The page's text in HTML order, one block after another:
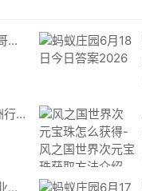
哥特王朝重制版爬虫铠甲获取指南 哥特王朝重制版爬虫铠甲获取方法
三角洲行动6月18日今日密码 三角洲行动2026年6月18今日摩斯密码分享
星际矿业研究点数获取指南 星际矿业研究点数获取方法